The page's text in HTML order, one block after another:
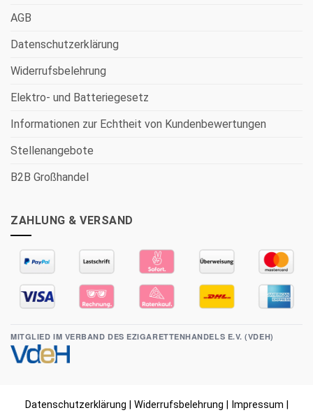
AGB
Datenschutzerklärung
Widerrufsbelehrung
Elektro- und Batteriegesetz
Informationen zur Echtheit von Kundenbewertungen
Stellenangebote
B2B Großhandel
ZAHLUNG & VERSAND
MITGLIED IM VERBAND DES EZIGARETTENHANDELS E.V. (VDEH)
Datenschutzerklärung Widerrufsbelehrung Impressum